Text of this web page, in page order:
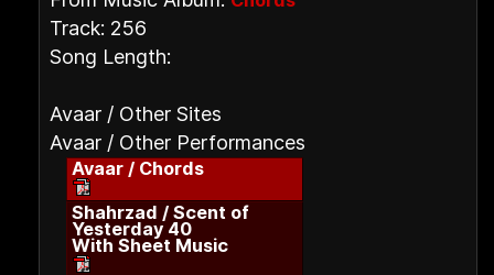
Track: 256
Song Length:
Avaar / Other Sites
Avaar / Other Performances
Avaar / Chords
Shahrzad / Scent of
Yesterday 40
With Sheet Music